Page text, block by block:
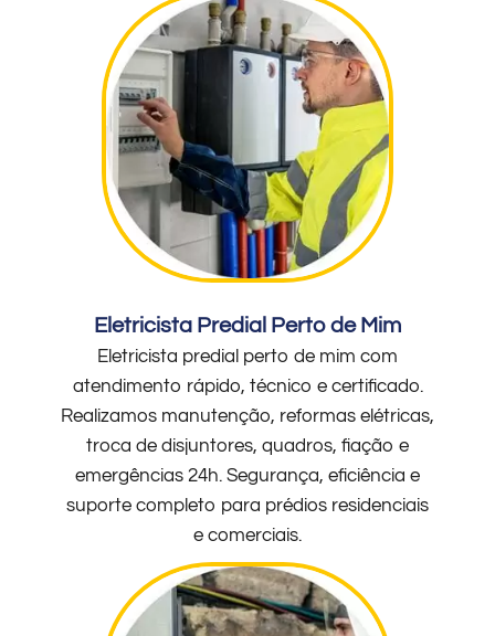
Eletricista Predial Perto de Mim
Eletricista predial perto de mim com
atendimento rápido, técnico e certificado.
Realizamos manutenção, reformas elétricas,
troca de disjuntores, quadros, fiação e
emergências 24h. Segurança, eficiência e
suporte completo para prédios residenciais
e comerciais.